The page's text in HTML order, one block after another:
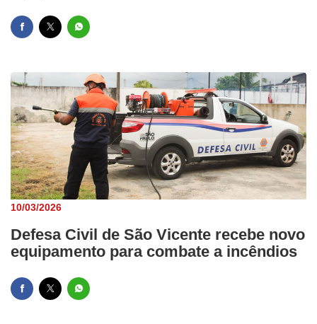
10/03/2026
Defesa Civil de São Vicente recebe novo
equipamento para combate a incêndios